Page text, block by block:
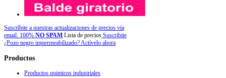
Suscríbite a nuestras actualizaciones de precios vía
email. 100% NO SPAM Lista de precios Suscribite
¿Pozo negro impermeabilizado? Actívelo ahora
Productos
Productos quimicos industriales